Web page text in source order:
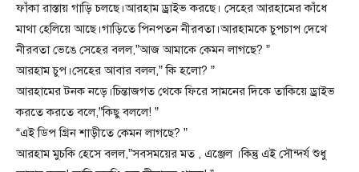
ফাঁকা রাস্তায় গাড়ি চলছে।আরহাম ড্রাইভ করছে। সেহের আরহামের কাঁধে
মাথা হেলিয়ে আছে।গাড়িতে পিনপতন নীরবতা।আরহামকে চুপচাপ দেখে
নীরবতা ভেঙে সেহের বলল,”আজ আমাকে কেমন লাগছে? ”
আরহাম চুপ।সেহের আবার বলল,” কি হলো? ”
আরহামের টনক নড়ে।চিন্তাজগত থেকে ফিরে সামনের দিকে তাকিয়ে ড্রাইভ
করতে করতে বলে,”কিছু বললে! ”
“এই ডিপ গ্রিন শাড়ীতে কেমন লাগছে? ”
আরহাম মুচকি হেসে বলল,”সবসময়ের মত , এঞ্জেল ।কিন্তু এই সৌন্দর্য শুধু